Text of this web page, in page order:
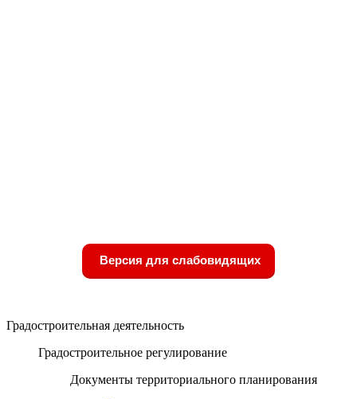
Версия для слабовидящих
Градостроительная деятельность
Градостроительное регулирование
Документы территориального планирования